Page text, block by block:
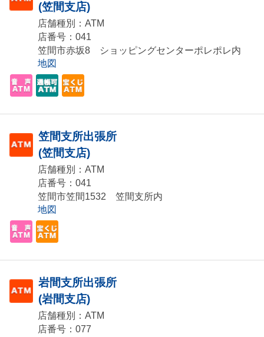
(笠間支店)
店舗種別：ATM
店番号：041
笠間市赤坂8 ショッピングセンターポレポレ内
地図
笠間支所出張所
(笠間支店)
店舗種別：ATM
店番号：041
笠間市笠間1532 笠間支所内
地図
岩間支所出張所
(岩間支店)
店舗種別：ATM
店番号：077